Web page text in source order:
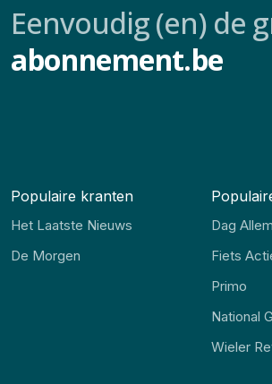
Eenvoudig (en) de
abonnement.be
Populaire kranten
Het Laatste Nieuws
De Morgen
Dag
Fiets
Primo
National
Wieler